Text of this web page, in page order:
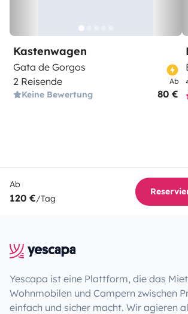
Kastenwagen
Gata de Gorgos
2 Reisende
Keine Bewertung
Ab
80 €
Ab
120 €/Tag
Yescapa ist eine Plattform, die das
Wohnmobilen und Campern zwischen
einfach und sicher macht. Wir agieren